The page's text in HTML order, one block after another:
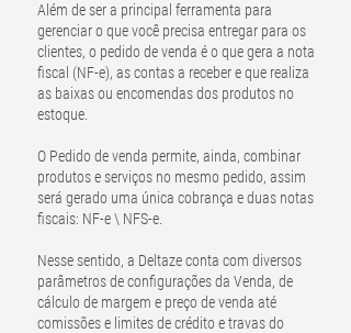
Além de ser a principal ferramenta para
gerenciar o que você precisa entregar para os
clientes, o pedido de venda é o que gera a nota
fiscal (NF-e), as contas a receber e que realiza
as baixas ou encomendas dos produtos no
estoque.
O Pedido de venda permite, ainda, combinar
produtos e serviços no mesmo pedido, assim
será gerado uma única cobrança e duas notas
fiscais: NF-e \ NFS-e.
Nesse sentido, a Deltaze conta com diversos
parâmetros de configurações da Venda, de
cálculo de margem e preço de venda até
comissões e limites de crédito e travas do